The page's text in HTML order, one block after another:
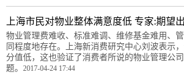
上海市民对物业整体满意度低 专家:期望
物业管理费难收、标准难调、维修基金难用、
同程度地存在。上海新消费研究中心刘波表示
分值低，这也验证了消费者所说的物业管理公
题。 2017-04-24 17:44